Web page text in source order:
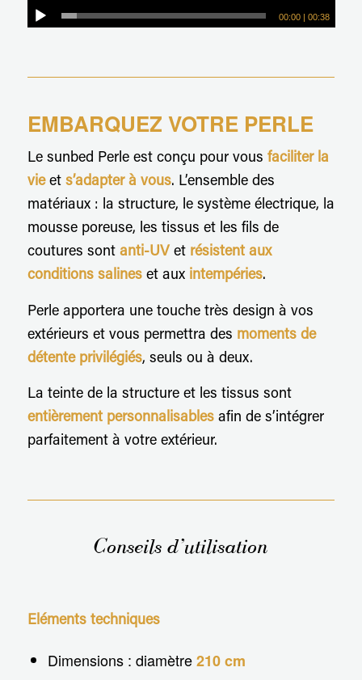
00:00 |00:38
EMBARQUEZ VOTRE PERLE
Le sunbed Perle est conçu pour vous faciliter la
vieet s’adapter à vous. L’ensemble des
matériaux : la structure, le système électrique, la
mousse poreuse, les tissus et les fils de
coutures sont anti-UV et résistent aux
conditions salineset aux intempéries.
Perle apportera une touche très design à vos
extérieurs et vous permettra des moments de
détente privilégiés, seuls ou à deux.
La teinte de la structure et les tissus sont
entièrement personnalisablesafin de s’intégrer
parfaitement à votre extérieur.
Conseils d’utilisation
Eléments techniques
Dimensions : diamètre210 cm